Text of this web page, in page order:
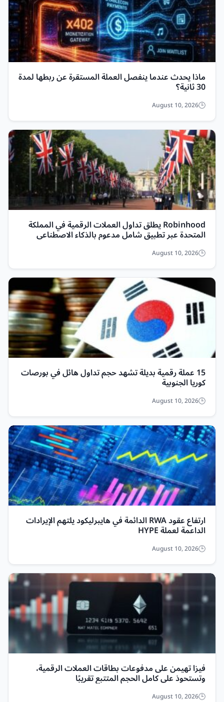
ماذا يحدث عندما ينفصل العملة المستقرة عن ربطها لمدة
30 ثانية؟
August 10, 2026
Robinhood يطلق تداول العملات الرقمية في المملكة
المتحدة عبر تطبيق شامل مدعوم بالذكاء الاصطناعي
August 10, 2026
15 عملة رقمية بديلة تشهد حجم تداول هائل في بورصات
كوريا الجنوبية
August 10, 2026
ارتفاع عقود RWA الدائمة في هايبرليكود يلتهم الإيرادات
الداعمة لعملة HYPE
August 10, 2026
فيزا تهيمن على مدفوعات بطاقات العملات الرقمية،
وتستحوذ على كامل الحجم المتتبع تقريبًا
August 10, 2026